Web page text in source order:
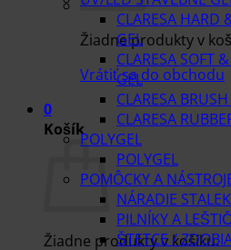
Žiadne produkty v
Vrátiť sa do obchodu
0
Košík
Žiadne produkty v košíku.
CLARESA HARD
GEL
CLARESA SOFT
GEL
CLARESA
CLARESA
POLYGEL
POLYGEL
POMÔCKY A
NÁRADIE
PILNÍKY A
ŠTETCE /